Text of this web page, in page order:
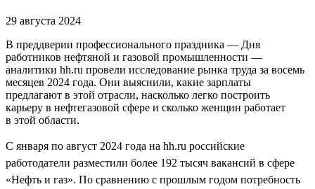
29 августа 2024
В преддверии профессионального праздника — Дня
работников нефтяной и газовой промышленности —
аналитики hh.ru провели исследование рынка труда за восемь
месяцев 2024 года. Они выяснили, какие зарплаты
предлагают в этой отрасли, насколько легко построить
карьеру в нефтегазовой сфере и сколько женщин работает
в этой области.
С января по август 2024 года на hh.ru российские
работодатели разместили более 192 тысяч вакансий в сфере
«Нефть и газ». По сравнению с прошлым годом потребность